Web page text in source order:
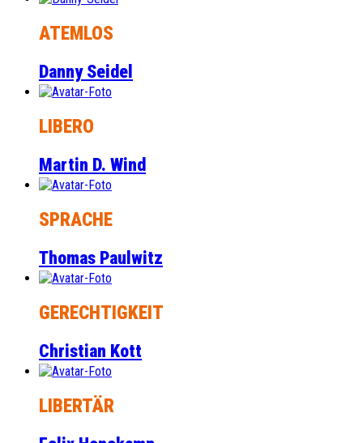
ATEMLOS
Danny Seidel
LIBERO
Martin D. Wind
SPRACHE
Thomas Paulwitz
GERECHTIGKEIT
Christian Kott
LIBERTÄR